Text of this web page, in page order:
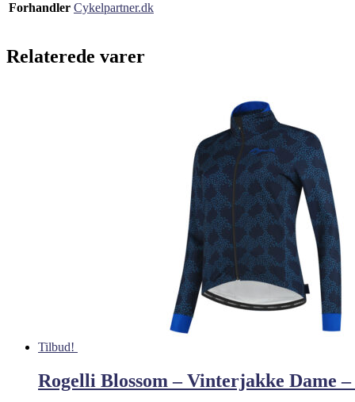
Forhandler Cykelpartner.dk
Relaterede varer
Tilbud!
Rogelli Blossom – Vinterjakke Dame